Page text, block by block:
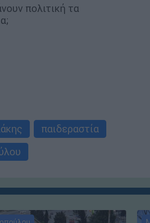
πολιτική τα
παιδεραστία